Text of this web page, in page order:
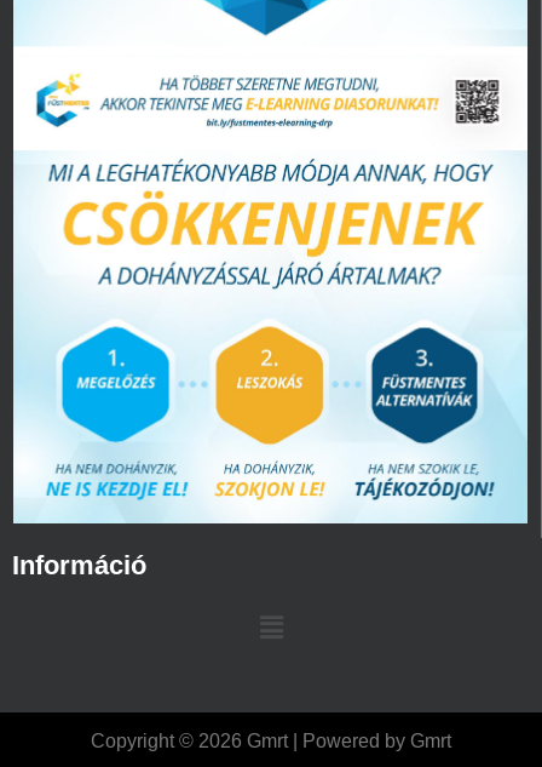
Információ
Copyright © 2026 Gmrt | Powered by Gmrt